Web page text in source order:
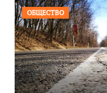
ОБЩЕСТВО